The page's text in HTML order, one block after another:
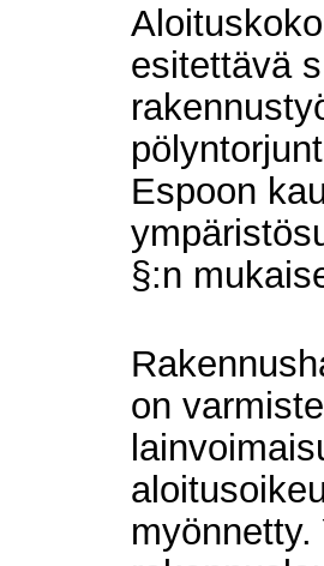
esitettävä
Espoon
§:n
on